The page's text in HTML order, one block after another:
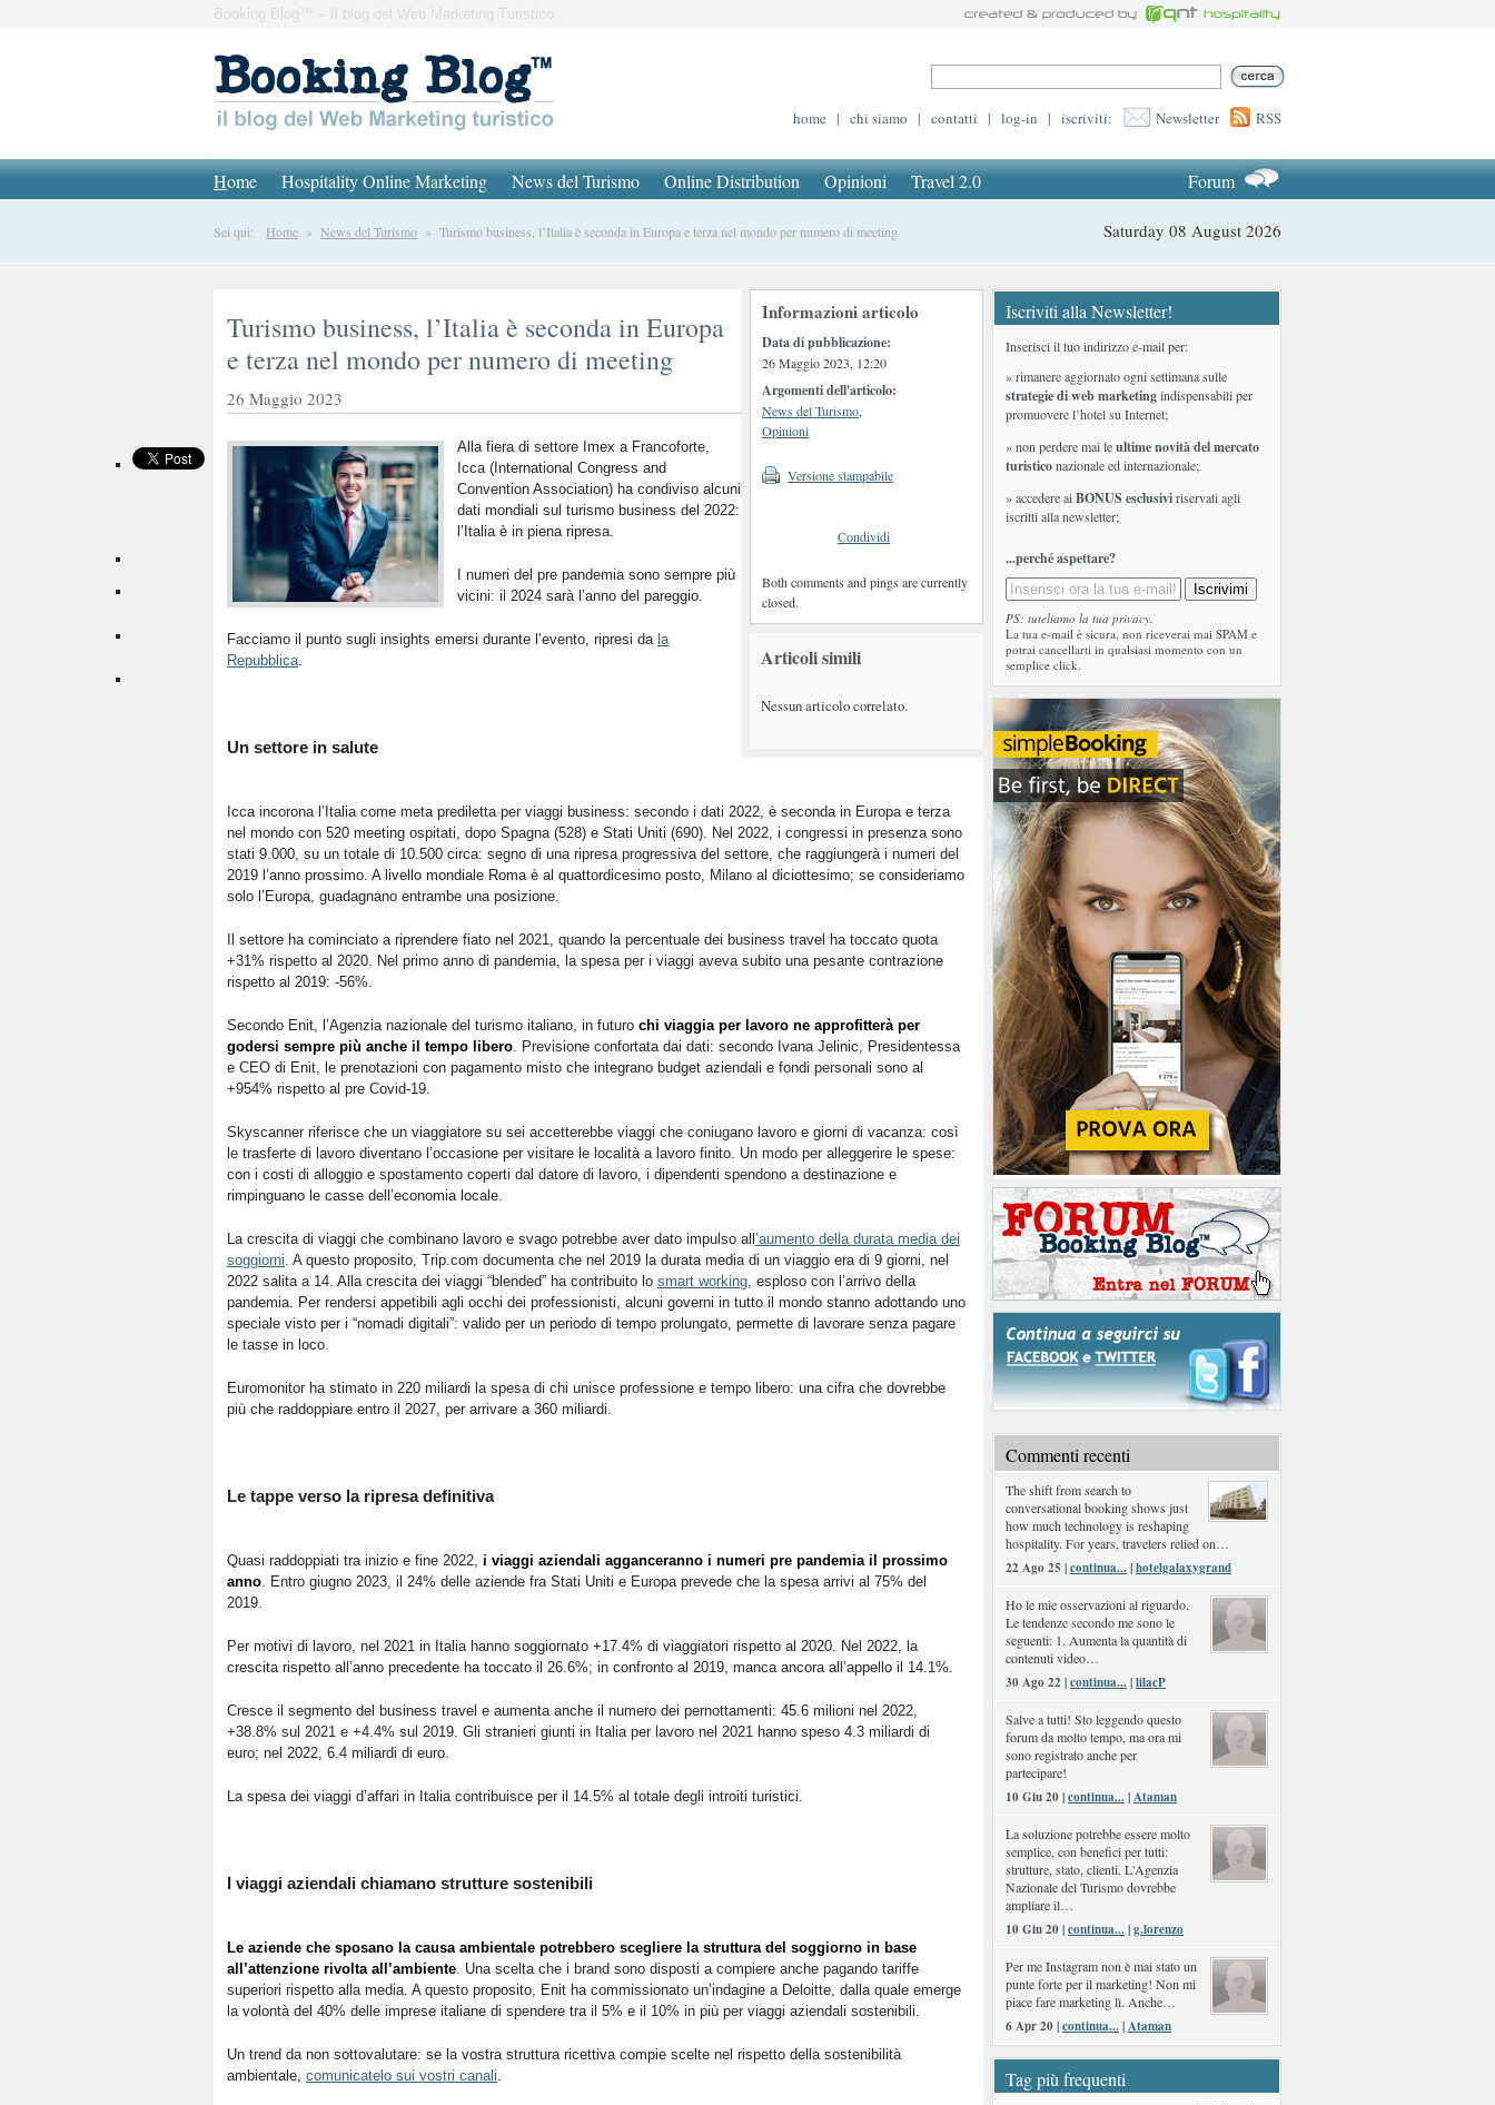
Booking Blog™ – Il blog del Web Marketing Turistico
home | chi siamo | contatti | log-in | iscriviti: Newsletter RSS
Home Hospitality Online Marketing News del Turismo Online Distribution Opinioni Travel 2.0 Forum
Sei qui: Home » News del Turismo » Turismo business, l’Italia è seconda in Europa e terza nel mondo per numero di meeting Saturday 08 August 2026
Informazioni articolo
Data di pubblicazione:
26 Maggio 2023, 12:20
Argomenti dell'articolo:
News del Turismo,
Opinioni
Versione stampabile
Condividi
Both comments and pings are currently
closed.
Articoli simili
Nessun articolo correlato.
Turismo business, l’Italia è seconda in Europa
e terza nel mondo per numero di meeting
26 Maggio 2023
Alla fiera di settore Imex a Francoforte,
Icca(International Congress and
Convention Association) ha condiviso alcuni
dati mondiali sul turismo business del 2022:
l’Italia è in piena ripresa.
I numeri del pre pandemia sono sempre più
vicini: il 2024 sarà l’anno del pareggio.
Facciamo il punto sugli insights emersi durante l’evento, ripresi da la
Repubblica.
Un settore in salute
Icca incorona l’Italia come meta prediletta per viaggi business: secondo i dati 2022, è seconda in Europa e terza
nel mondo con 520 meeting ospitati, dopo Spagna (528) e Stati Uniti (690). Nel 2022, i congressi in presenza sono
stati 9.000, su un totale di 10.500 circa: segno di una ripresa progressiva del settore, che raggiungerà i numeri del
2019 l’anno prossimo. A livello mondiale Roma è al quattordicesimo posto, Milano al diciottesimo; se consideriamo
solo l’Europa, guadagnano entrambe una posizione.
Il settore ha cominciato a riprendere fiato nel 2021, quando la percentuale dei business travel ha toccato quota
+31% rispetto al 2020. Nel primo anno di pandemia, la spesa per i viaggi aveva subito una pesante contrazione
rispetto al 2019: -56%.
Secondo Enit, l’Agenzia nazionale del turismo italiano, in futuro chi viaggia per lavoro ne approfitterà per
godersi sempre più anche il tempo libero. Previsione confortata dai dati: secondo Ivana Jelinic, Presidentessa
e CEO di Enit, le prenotazioni con pagamento misto che integrano budget aziendali e fondi personali sono al
+954% rispetto al pre Covid-19.
Skyscanner riferisce che un viaggiatore su sei accetterebbe viaggi che coniugano lavoro e giorni di vacanza: così
le trasferte di lavoro diventano l’occasione per visitare le località a lavoro finito. Un modo per alleggerire le spese:
con i costi di alloggio e spostamento coperti dal datore di lavoro, i dipendenti spendono a destinazione e
rimpinguano le casse dell’economia locale.
La crescita di viaggi che combinano lavoro e svago potrebbe aver dato impulso all ’aumento della durata media dei
soggiorni. A questo proposito, Trip.com documenta che nel 2019 la durata media di un viaggio era di 9 giorni, nel
2022 salita a 14. Alla crescita dei viaggi “blended” ha contribuito lo smart working, esploso con l’arrivo della
pandemia. Per rendersi appetibili agli occhi dei professionisti, alcuni governi in tutto il mondo stanno adottando uno
speciale visto per i “nomadi digitali”: valido per un periodo di tempo prolungato, permette di lavorare senza pagare
le tasse in loco.
Euromonitor ha stimato in 220 miliardi la spesa di chi unisce professione e tempo libero: una cifra che dovrebbe
più che raddoppiare entro il 2027, per arrivare a 360 miliardi.
Le tappe verso la ripresa definitiva
Quasi raddoppiati tra inizio e fine 2022, i viaggi aziendali agganceranno i numeri pre pandemia il prossimo
anno. Entro giugno 2023, il 24% delle aziende fra Stati Uniti e Europa prevede che la spesa arrivi al 75% del
2019.
Per motivi di lavoro, nel 2021 in Italia hanno soggiornato +17.4% di viaggiatori rispetto al 2020. Nel 2022, la
crescita rispetto all’anno precedente ha toccato il 26.6%; in confronto al 2019, manca ancora all’appello il 14.1%.
Cresce il segmento del business travel e aumenta anche il numero dei pernottamenti: 45.6 milioni nel 2022,
+38.8% sul 2021 e +4.4% sul 2019. Gli stranieri giunti in Italia per lavoro nel 2021 hanno speso 4.3 miliardi di
euro; nel 2022, 6.4 miliardi di euro.
La spesa dei viaggi d’affari in Italia contribuisce per il 14.5% al totale degli introiti turistici.
I viaggi aziendali chiamano strutture sostenibili
Le aziende che sposano la causa ambientale potrebbero scegliere la struttura del soggiorno in base
all’attenzione rivolta all’ambiente. Una scelta che i brand sono disposti a compiere anche pagando tariffe
superiori rispetto alla media. A questo proposito, Enit ha commissionato un’indagine a Deloitte, dalla quale emerge
la volontà del 40% delle imprese italiane di spendere tra il 5% e il 10% in più per viaggi aziendali sostenibili.
Un trend da non sottovalutare: se la vostra struttura ricettiva compie scelte nel rispetto della sostenibilità
ambientale, comunicatelo sui vostri canali.
Iscriviti alla Newsletter!
Inserisci il tuo indirizzo e-mail per:
» rimanere aggiornato ogni settimana sulle
strategie di web marketingindispensabili per
promuovere l’hotel su Internet;
» non perdere mai leultime novità del mercato
turisticonazionale ed internazionale;
» accedere aiBONUS esclusiviriservati agli
iscritti alla newsletter;
...perché aspettare?
PS: tuteliamo la tua privacy.
La tua e-mail è sicura, non riceverai mai SPAM e
potrai cancellarti in qualsiasi momento con un
semplice click.
Commenti recenti
The shift from search to
conversational booking shows just
how much technology is reshaping
hospitality. For years, travelers relied on…
22 Ago 25 |continua...|hotelgalaxygrand
Ho le mie osservazioni al riguardo.
Le tendenze secondo me sono le
seguenti: 1. Aumenta la quantità di
contenuti video…
30 Ago 22 |continua...|lilacP
Salve a tutti! Sto leggendo questo
forum da molto tempo, ma ora mi
sono registrato anche per
partecipare!
10 Giu 20 |continua...|Ataman
La soluzione potrebbe essere molto
semplice, con benefici per tutti:
strutture, stato, clienti. L'Agenzia
Nazionale del Turismo dovrebbe
ampliare il…
10 Giu 20 |continua...|g.lorenzo
Per me Instagram non è mai stato un
punte forte per il marketing! Non mi
piace fare marketing lì. Anche…
6 Apr 20 |continua...|Ataman
Tag più frequenti